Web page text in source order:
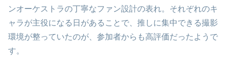
ンオーケストラの丁寧なファン設計の表れ。それぞれのキ
ャラが主役になる日があることで、推しに集中できる撮影
環境が整っていたのが、参加者からも高評価だったようで
す。